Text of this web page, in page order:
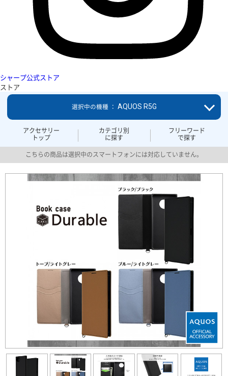
シャープ公式ストア
ストア
アクセサリー
トップ
カテゴリ別
に探す
フリーワード
で探す
選択中の機種 ： AQUOS R5G
こちらの商品は選択中のスマートフォンには対応していません。